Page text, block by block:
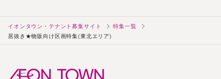
イオンタウン・テナント募集サイト
特集一覧
居抜き★物販向け区画特集(東北エリア)